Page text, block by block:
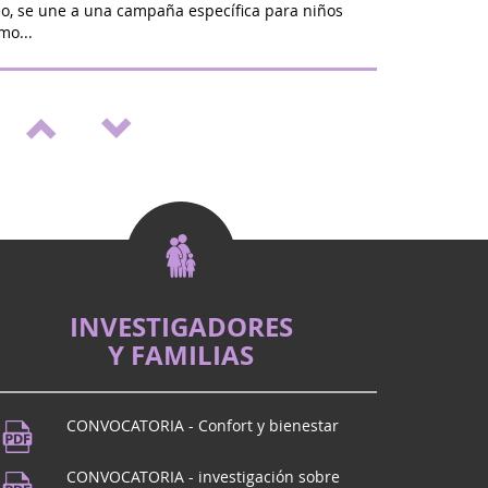
se une a una campaña específica para niños
de bienestar y vitalidad en St Médard
del nuevo año escolar será ZEN: en Saint
dorado" en St Médard en
contra los cánceres pediátricos, en
como Eva que nos han dejado, se organiza
Dôme? ¡Ven a BEaumont para el imperdible
INVESTIGADORES
Y FAMILIAS
CONVOCATORIA - Confort y bienestar
CONVOCATORIA - investigación sobre